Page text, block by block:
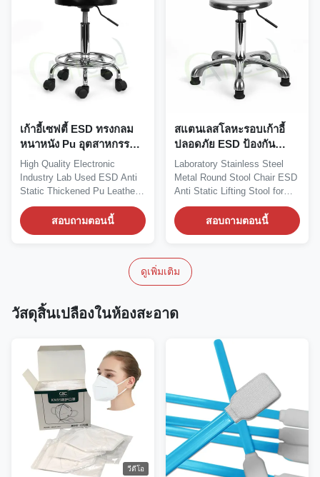
เก้าอี้เซฟตี้ ESD ทรงกลม
หนาหนัง Pu อุตสาหกรรม
อิเล็กทรอนิกส์ที่ใช้แล้ว
High Quality Electronic
Industry Lab Used ESD Anti
Static Thickened Pu Leather
Drum Surface Round...
สอบถามตอนนี้
สแตนเลสโลหะรอบเก้าอี้
ปลอดภัย ESD ป้องกัน
ไฟฟ้าสถิตย์สำหรับ Lab
Laboratory Stainless Steel
Metal Round Stool Chair ESD
Anti Static Lifting Stool for
Lab...
สอบถามตอนนี้
ดูเพิ่มเติม
วัสดุสิ้นเปลืองในห้องสะอาด
วีดีโอ